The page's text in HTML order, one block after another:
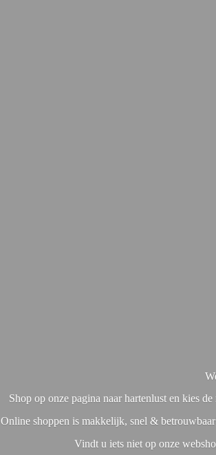
Shop op onze pagina naar hartenlust en kies
Online shoppen is makkelijk, snel &
Vindt u iets niet op onze